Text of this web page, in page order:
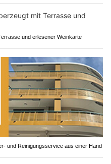
und erlesener Weinkarte
und Reinigungsservice aus einer Hand